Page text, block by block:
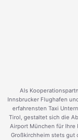
Als
Innsbrucker Flughafen
erfahrensten Taxi
Tirol, gestaltet sich die
Airport München für Ihre
Großkirchheim stets gut